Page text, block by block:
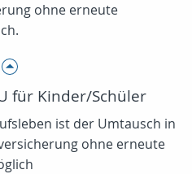
ohne erneute
für Kinder/Schüler
ist der Umtausch in
ohne erneute